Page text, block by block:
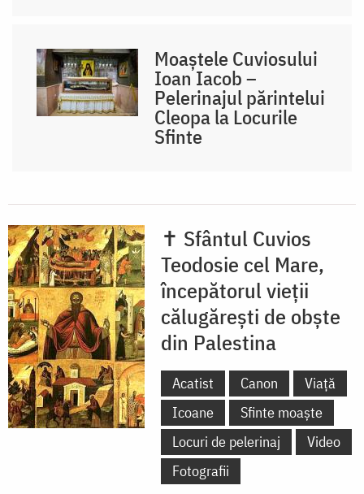
Moaștele Cuviosului
Ioan Iacob –
Pelerinajul părintelui
Cleopa la Locurile
Sfinte
✝ Sfântul Cuvios
Teodosie cel Mare,
începătorul vieții
călugărești de obște
din Palestina
Acatist Canon
Viață
Icoane
Sfinte moaște
Locuri de pelerinaj
Video
Fotografii